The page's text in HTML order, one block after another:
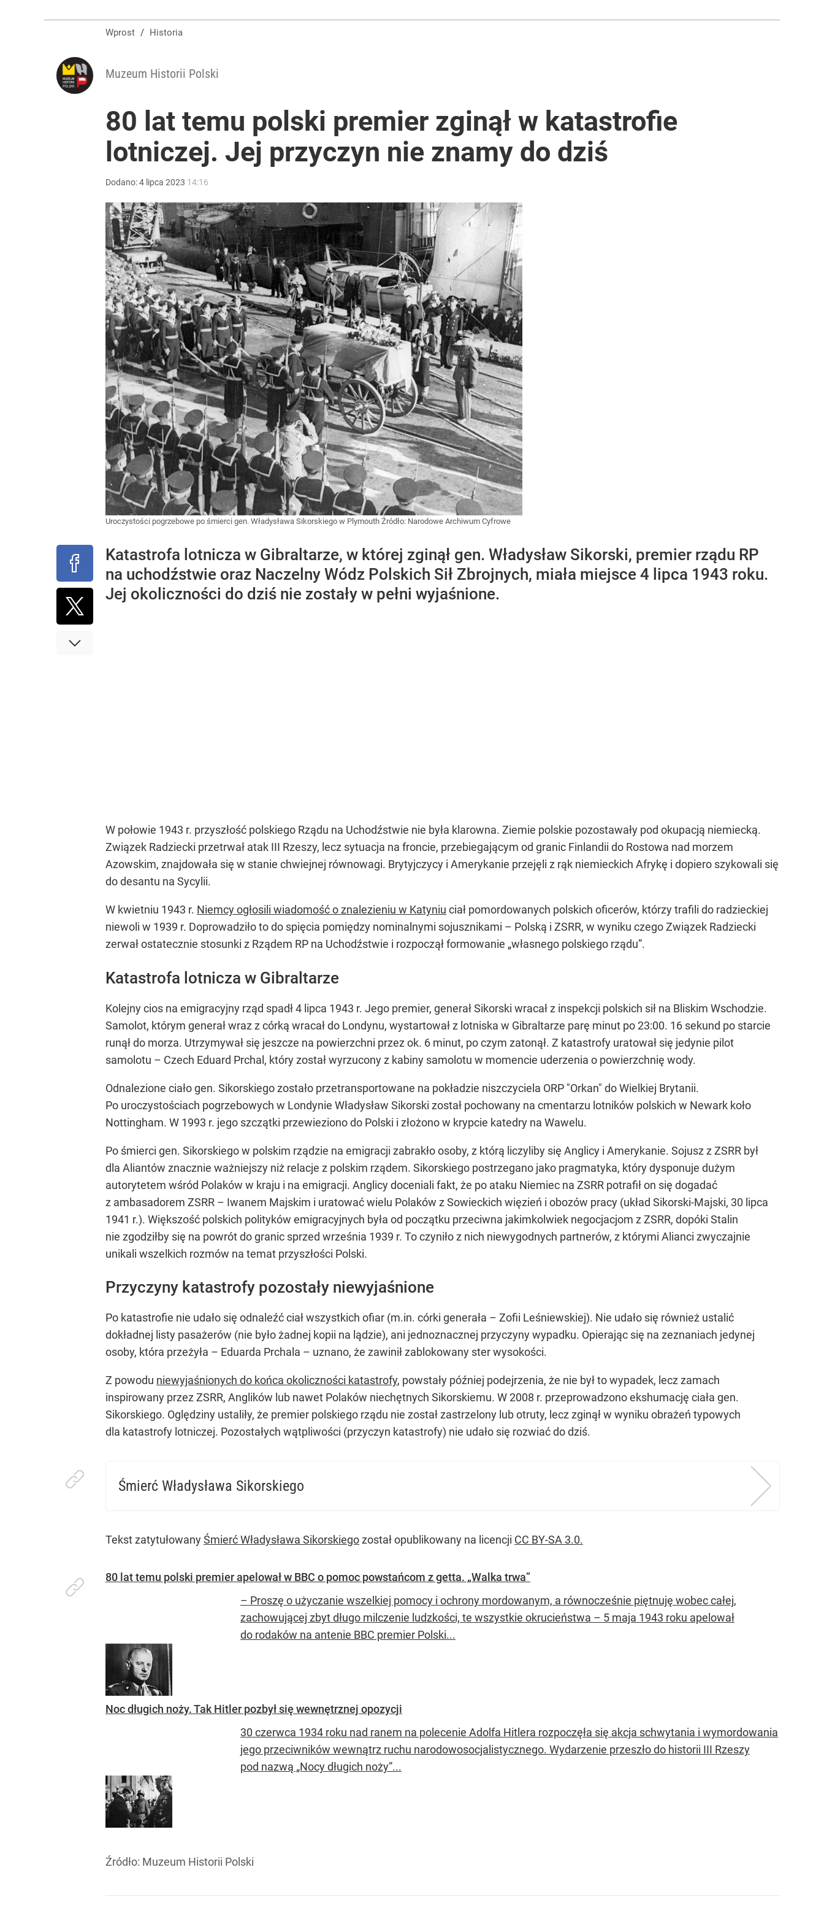
Wprost / Historia
Muzeum Historii Polski
80 lat temu polski premier zginął w katastrofie
lotniczej. Jej przyczyn nie znamy do dziś
Dodano:4 lipca 2023 14:16
Uroczystości pogrzebowe po śmierci gen. Władysława Sikorskiego w Plymouth Źródło: Narodowe Archiwum Cyfrowe
Katastrofa lotnicza w Gibraltarze, w której zginął gen. Władysław Sikorski, premier rządu RP
na uchodźstwie oraz Naczelny Wódz Polskich Sił Zbrojnych, miała miejsce 4 lipca 1943 roku.
Jej okoliczności do dziś nie zostały w pełni wyjaśnione.
W połowie 1943 r. przyszłość polskiego Rządu na Uchodźstwie nie była klarowna. Ziemie polskie pozostawały pod okupacją niemiecką.
Związek Radziecki przetrwał atak III Rzeszy, lecz sytuacja na froncie, przebiegającym od granic Finlandii do Rostowa nad morzem
Azowskim, znajdowała się w stanie chwiejnej równowagi. Brytyjczycy i Amerykanie przejęli z rąk niemieckich Afrykę i dopiero szykowali się
do desantu na Sycylii.
W kwietniu 1943 r. Niemcy ogłosili wiadomość o znalezieniu w Katyniu ciał pomordowanych polskich oficerów, którzy trafili do radzieckiej
niewoli w 1939 r. Doprowadziło to do spięcia pomiędzy nominalnymi sojusznikami – Polską i ZSRR, w wyniku czego Związek Radziecki
zerwał ostatecznie stosunki z Rządem RP na Uchodźstwie i rozpoczął formowanie „własnego polskiego rządu”.
Katastrofa lotnicza w Gibraltarze
Kolejny cios na emigracyjny rząd spadł 4 lipca 1943 r. Jego premier, generał Sikorski wracał z inspekcji polskich sił na Bliskim Wschodzie.
Samolot, którym generał wraz z córką wracał do Londynu, wystartował z lotniska w Gibraltarze parę minut po 23:00. 16 sekund po starcie
runął do morza. Utrzymywał się jeszcze na powierzchni przez ok. 6 minut, po czym zatonął. Z katastrofy uratował się jedynie pilot
samolotu – Czech Eduard Prchal, który został wyrzucony z kabiny samolotu w momencie uderzenia o powierzchnię wody.
Odnalezione ciało gen. Sikorskiego zostało przetransportowane na pokładzie niszczyciela ORP "Orkan" do Wielkiej Brytanii.
Po uroczystościach pogrzebowych w Londynie Władysław Sikorski został pochowany na cmentarzu lotników polskich w Newark koło
Nottingham. W 1993 r. jego szczątki przewieziono do Polski i złożono w krypcie katedry na Wawelu.
Po śmierci gen. Sikorskiego w polskim rządzie na emigracji zabrakło osoby, z którą liczyliby się Anglicy i Amerykanie. Sojusz z ZSRR był
dla Aliantów znacznie ważniejszy niż relacje z polskim rządem. Sikorskiego postrzegano jako pragmatyka, który dysponuje dużym
autorytetem wśród Polaków w kraju i na emigracji. Anglicy doceniali fakt, że po ataku Niemiec na ZSRR potrafił on się dogadać
z ambasadorem ZSRR – Iwanem Majskim i uratować wielu Polaków z Sowieckich więzień i obozów pracy (układ Sikorski-Majski, 30 lipca
1941 r.). Większość polskich polityków emigracyjnych była od początku przeciwna jakimkolwiek negocjacjom z ZSRR, dopóki Stalin
nie zgodziłby się na powrót do granic sprzed września 1939 r. To czyniło z nich niewygodnych partnerów, z którymi Alianci zwyczajnie
unikali wszelkich rozmów na temat przyszłości Polski.
Przyczyny katastrofy pozostały niewyjaśnione
Po katastrofie nie udało się odnaleźć ciał wszystkich ofiar (m.in. córki generała – Zofii Leśniewskiej). Nie udało się również ustalić
dokładnej listy pasażerów (nie było żadnej kopii na lądzie), ani jednoznacznej przyczyny wypadku. Opierając się na zeznaniach jedynej
osoby, która przeżyła – Eduarda Prchala – uznano, że zawinił zablokowany ster wysokości.
Z powodu niewyjaśnionych do końca okoliczności katastrofy, powstały później podejrzenia, że nie był to wypadek, lecz zamach
inspirowany przez ZSRR, Anglików lub nawet Polaków niechętnych Sikorskiemu. W 2008 r. przeprowadzono ekshumację ciała gen.
Sikorskiego. Oględziny ustaliły, że premier polskiego rządu nie został zastrzelony lub otruty, lecz zginął w wyniku obrażeń typowych
dla katastrofy lotniczej. Pozostałych wątpliwości (przyczyn katastrofy) nie udało się rozwiać do dziś.
Śmierć Władysława Sikorskiego
Tekst zatytułowanyŚmierć Władysława Sikorskiegozostał opublikowany na licencji CC BY-SA 3.0.
80 lat temu polski premier apelował w BBC o pomoc powstańcom z getta. „Walka trwa”
– Proszę o użyczanie wszelkiej pomocy i ochrony mordowanym, a równocześnie piętnuję wobec całej,
zachowującej zbyt długo milczenie ludzkości, te wszystkie okrucieństwa – 5 maja 1943 roku apelował
do rodaków na antenie BBC premier Polski...
Noc długich noży. Tak Hitler pozbył się wewnętrznej opozycji
30 czerwca 1934 roku nad ranem na polecenie Adolfa Hitlera rozpoczęła się akcja schwytania i wymordowania
jego przeciwników wewnątrz ruchu narodowosocjalistycznego. Wydarzenie przeszło do historii III Rzeszy
pod nazwą „Nocy długich noży”...
Źródło: Muzeum Historii Polski